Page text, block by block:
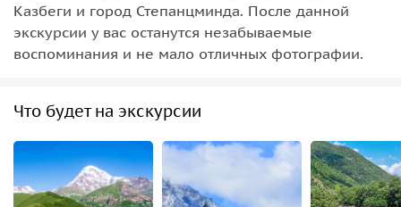
Казбеги и город Степанцминда. После данной
экскурсии у вас останутся незабываемые
воспоминания и не мало отличных фотографии.
Что будет на экскурсии